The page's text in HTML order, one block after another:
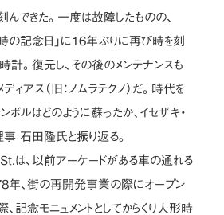
んできた。一度は故障したものの、
の記念日」に16年ぶりに再び時を刻
計。復元し、その後のメンテナンスも
ィアス（旧：ノムラテクノ）だ。時代を
ボルはどのように蘇ったか、イセザキ・
石田隆氏と振り返る。
は、以前アーケードがある車の通れる
年、街の再開発事業の際にオープン
、記念モニュメントとしてからくり人形時